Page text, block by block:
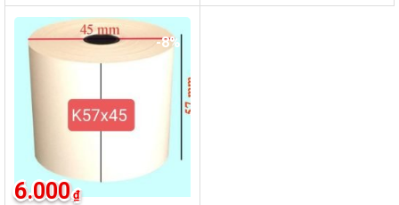
là:
24.000₫.
tại
là:
20.000₫.
là:
tại
-8%
6.000 ₫